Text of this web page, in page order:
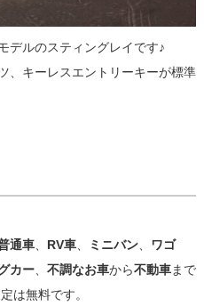
デルのスティングレイです♪
、キーレスエントリーキーが標準
通車 RV車 ミニバン
ワゴ
カー 不調なお車から不動車まで
は無料です。